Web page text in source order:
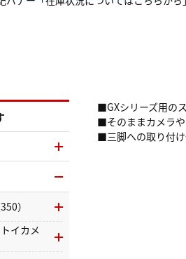
■GXシリーズ用の
■そのままカメラや
■三脚への取り付け
）
イカメ